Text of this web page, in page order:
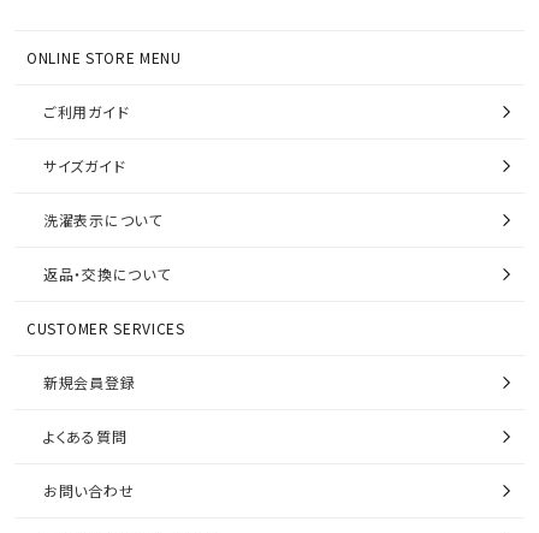
ONLINE STORE MENU
ご利用ガイド
サイズガイド
洗濯表示について
返品・交換について
CUSTOMER SERVICES
新規会員登録
よくある質問
お問い合わせ